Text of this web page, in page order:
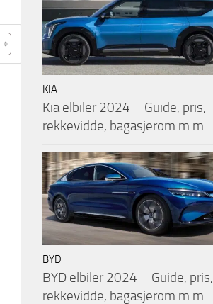
KIA
Kia elbiler 2024 – Guide, pris,
rekkevidde, bagasjerom m.m.
BYD
BYD elbiler 2024 – Guide, pris,
rekkevidde, bagasjerom m.m.